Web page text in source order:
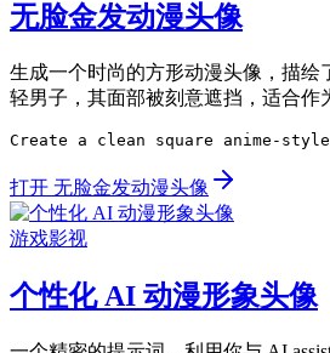
无脸金发动漫头像
生成一个时尚的方形动漫头像，描绘
轻男子，其面部被刻意遮挡，适合作
Create a clean square anime-
打开 无脸金发动漫头像
游戏影视
个性化 AI 动漫形象头像